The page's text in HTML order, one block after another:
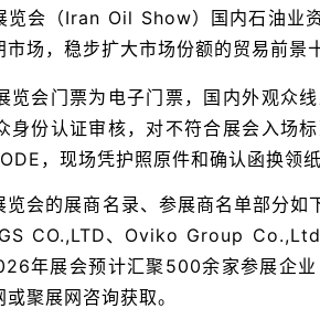
览会（Iran Oil Show）国内石油业
场，稳步扩大市场份额的贸易前景
览会门票为电子门票，国内外观众
身份认证审核，对不符合展会入场
，现场凭护照原件和确认函换领
览会的展商名录、参展商名单部分
CO.,LTD、Oviko Group
年展会预计汇聚500余家参展企
聚展网咨询获取。